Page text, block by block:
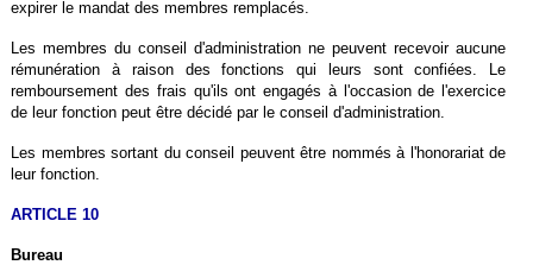
expirer le mandat des membres remplacés.
Les membres du conseil d'administration ne peuvent recevoir aucune
rémunération à raison des fonctions qui leurs sont confiées. Le
remboursement des frais qu'ils ont engagés à l'occasion de l'exercice
de leur fonction peut être décidé par le conseil d'administration.
Les membres sortant du conseil peuvent être nommés à l'honorariat de
leur fonction.
ARTICLE 10
Bureau